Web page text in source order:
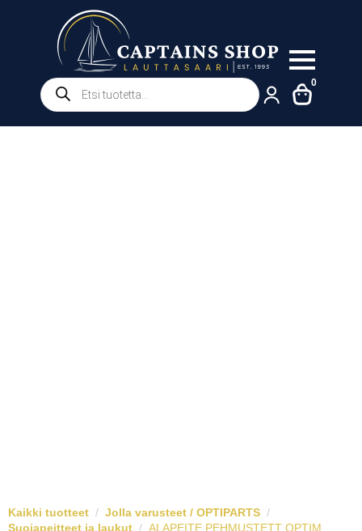
Products
search
0
Kaikki tuotteet
Jolla varusteet / OPTIPARTS
Suojapeitteet ja laukut
ALAPEITE PEHMUSTETT OPTIM.